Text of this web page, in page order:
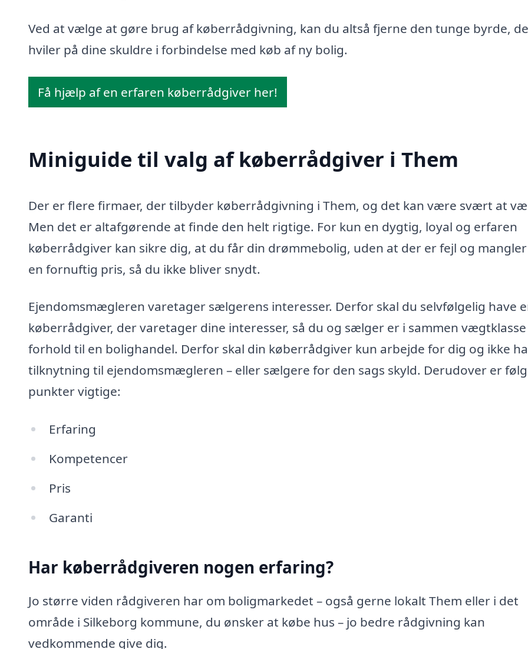
Ved at vælge at gøre brug af køberrådgivning, kan du altså fjerne den tunge byrde,
hviler på dine skuldre i forbindelse med køb af ny bolig.
Få hjælp af en erfaren køberrådgiver her!
Miniguide til valg af køberrådgiver i Them
Der er flere firmaer, der tilbyder køberrådgivning i Them, og det kan være svært at
Men det er altafgørende at finde den helt rigtige. For kun en dygtig, loyal og erfaren
køberrådgiver kan sikre dig, at du får din drømmebolig, uden at der er fejl og
en fornuftig pris, så du ikke bliver snydt.
Ejendomsmægleren varetager sælgerens interesser. Derfor skal du selvfølgelig have
køberrådgiver, der varetager dine interesser, så du og sælger er i sammen
forhold til en bolighandel. Derfor skal din køberrådgiver kun arbejde for dig og ikke
tilknytning til ejendomsmægleren – eller sælgere for den sags skyld. Derudover er
punkter vigtige:
Erfaring
Kompetencer
Pris
Garanti
Har køberrådgiveren nogen erfaring?
Jo større viden rådgiveren har om boligmarkedet – også gerne lokalt Them eller i det
område i Silkeborg kommune, du ønsker at købe hus – jo bedre rådgivning kan
vedkommende give dig.